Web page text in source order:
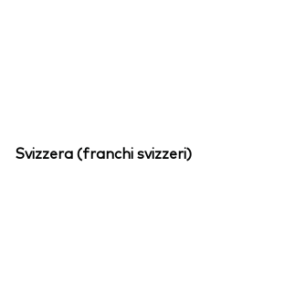
Svizzera (franchi svizzeri)